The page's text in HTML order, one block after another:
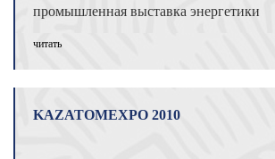
промышленная выставка энергетики
читать
KAZATOMEXPO 2010